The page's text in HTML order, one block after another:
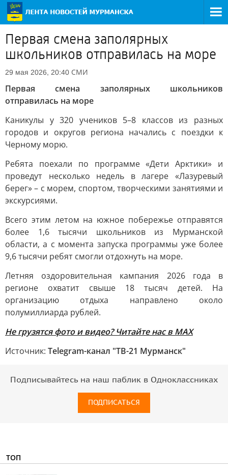
Первая смена заполярных
школьников отправилась на море
29 мая 2026, 20:40 СМИ
Первая смена заполярных школьников
отправилась на море
Каникулы у 320 учеников 5–8 классов из разных
городов и округов региона начались с поездки к
Черному морю.
Ребята поехали по программе «Дети Арктики» и
проведут несколько недель в лагере «Лазуревый
берег» – с морем, спортом, творческими занятиями и
экскурсиями.
Всего этим летом на южное побережье отправятся
более 1,6 тысячи школьников из Мурманской
области, а с момента запуска программы уже более
9,6 тысячи ребят смогли отдохнуть на море.
Летняя оздоровительная кампания 2026 года в
регионе охватит свыше 18 тысяч детей. На
организацию отдыха направлено около
полумиллиарда рублей.
Не грузятся фото и видео? Читайте нас в MAX
Источник: Telegram-канал "ТВ-21 Мурманск"
Подписывайтесь на наш паблик в Одноклассниках
ПОДПИСАТЬСЯ
ТОП